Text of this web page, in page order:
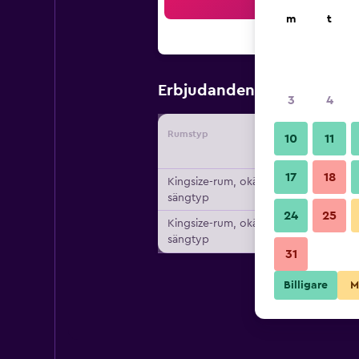
Erbjudanden från
Rumstyp
Kingsize-rum, okänd
sängtyp
Kingsize-rum, okänd
sängtyp
m t
3 4
10 11
17 18
24 25
31
Billigare